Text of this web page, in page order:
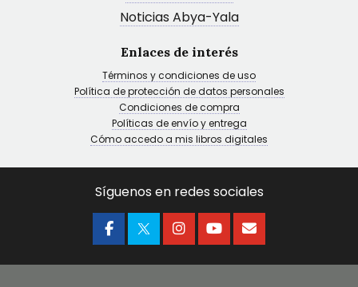
Noticias Abya-Yala
Enlaces de interés
Términos y condiciones de uso
Política de protección de datos personales
Condiciones de compra
Políticas de envío y entrega
Cómo accedo a mis libros digitales
Síguenos en redes sociales